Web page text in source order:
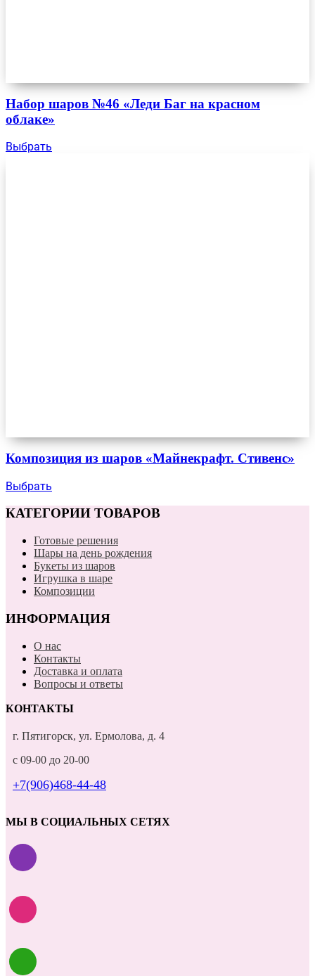
Набор шаров №46 «Леди Баг на красном
облаке»
Выбрать
Композиция из шаров «Майнекрафт. Стивенс»
Выбрать
КАТЕГОРИИ ТОВАРОВ
Готовые решения
Шары на день рождения
Букеты из шаров
Игрушка в шаре
Композиции
ИНФОРМАЦИЯ
О нас
Контакты
Доставка и оплата
Вопросы и ответы
КОНТАКТЫ
г. Пятигорск, ул. Ермолова, д. 4
с 09-00 до 20-00
+7(906)468-44-48
МЫ В СОЦИАЛЬНЫХ СЕТЯХ